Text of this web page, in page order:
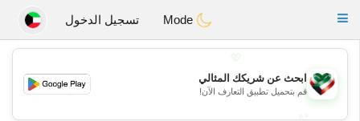
KuwaitChat
Toggle
تسجيل الدخول
💖
ابحث عن شريكك المثالي
قم بتحميل تطبيق التعارف الآن!